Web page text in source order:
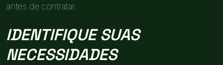
antes de contratar.
IDENTIFIQUE SUAS
NECESSIDADES